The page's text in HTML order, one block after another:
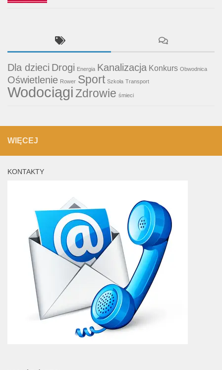
Dla dzieci Drogi Energia Kanalizacja Konkurs Obwodnica
Oświetlenie Rower Sport Szkoła Transport
WodociągiZdrowie śmieci
WIĘCEJ
KONTAKTY